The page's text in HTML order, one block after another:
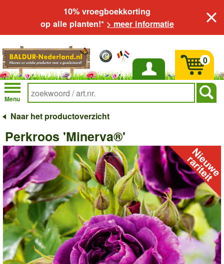
10% vroegboekkorting
op alle planten!* > meer informatie
Inloggen
Menu
0
Naar het productoverzicht
Perkroos 'Minerva®'